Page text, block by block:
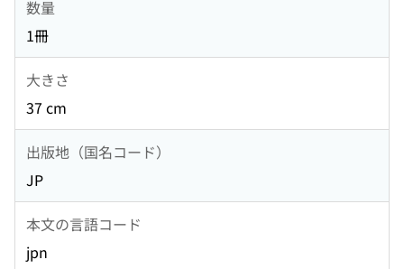
数量
1冊
大きさ
37 cm
出版地（国名コード）
JP
本文の言語コード
jpn